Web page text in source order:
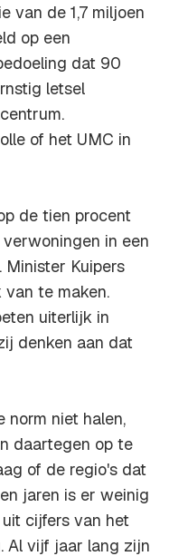
van de 1,7 miljoen
op een
dat 90
letsel
of het UMC in
de tien procent
in een
Kuipers
te maken.
uiterlijk in
denken aan dat
niet halen,
daartegen op te
of de regio's dat
jaren is er weinig
cijfers van het
Al vijf jaar lang zijn